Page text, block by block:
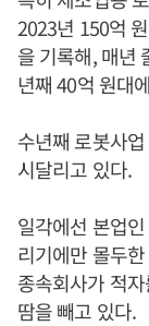
2023년 150억
을 기록해, 매년
년째 40억 원대
수년째 로봇사
시달리고 있다.
일각에선 본업
리기에만 몰두
종속회사가 적
땀을 빼고 있다.